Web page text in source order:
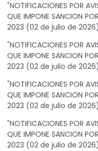
"NOTIFICACIONES POR
QUE IMPONE SANCION
2023 (02 de julio de
"NOTIFICACIONES POR
QUE IMPONE SANCION
2023 (02 de julio de
"NOTIFICACIONES POR
QUE IMPONE SANCION
2023 (02 de julio de
"NOTIFICACIONES POR
QUE IMPONE SANCION
2023 (02 de julio de